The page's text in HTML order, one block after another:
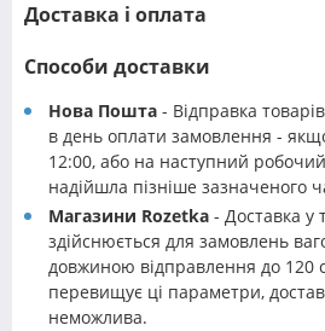
Доставка і оплата
Способи доставки
Нова Пошта - Відправка
в день оплати замовлення -
12:00, або на наступний
надійшла пізніше зазначеного
Магазини Rozetka - Доставка у
здійснюється для замовлень
довжиною відправлення до 120
перевищує ці параметри,
неможлива.